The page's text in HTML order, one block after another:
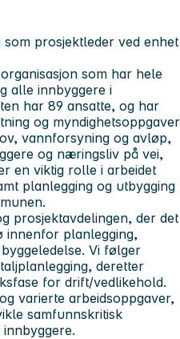
prosjektleder ved enhet
som har hele
alle innbyggere i
har 89 ansatte, og har
og myndighetsoppgaver
vannforsyning og avløp,
og næringsliv på vei,
en viktig rolle i arbeidet
planlegging og utbygging
prosjektavdelingen, der det
innenfor planlegging,
Vi følger
deretter
for drift/vedlikehold.
varierte arbeidsoppgaver,
samfunnskritisk